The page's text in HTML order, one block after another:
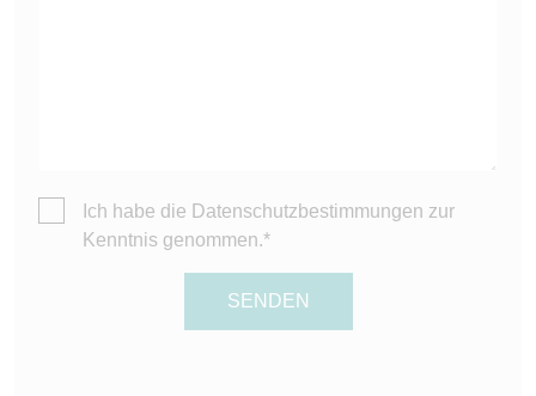
Ich habe die Datenschutzbestimmungen zur
Kenntnis genommen.*